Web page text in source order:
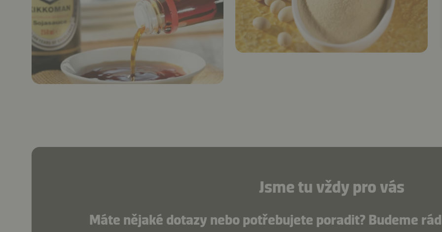
Jsme tu vždy pro vás
Máte nějaké dotazy nebo potřebujete poradit? Budeme